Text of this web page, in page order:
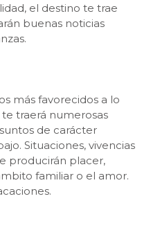
el destino te trae
buenas noticias
más favorecidos a lo
traerá numerosas
de carácter
Situaciones, vivencias
producirán placer,
familiar o el amor.